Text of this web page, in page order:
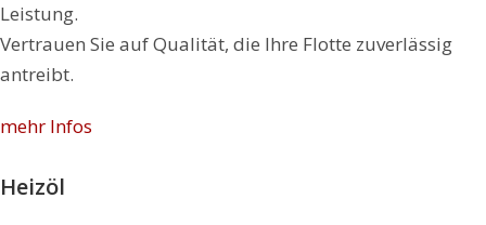
Leistung.
Vertrauen Sie auf Qualität, die Ihre Flotte zuverlässig
antreibt.
mehr Infos
Heizöl